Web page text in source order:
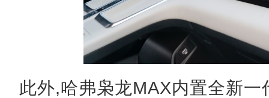
此外,哈弗枭龙MAX内置全新